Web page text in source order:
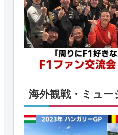
海外観戦・ミュー